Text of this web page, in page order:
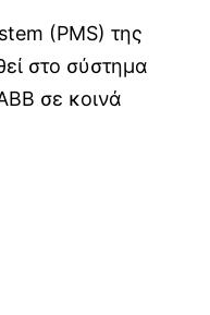
(PMS) της
στο σύστημα
σε κοινά